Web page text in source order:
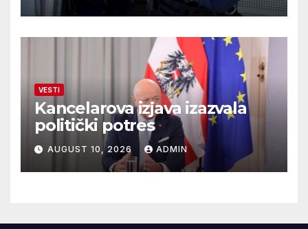
VESTI
Kancelarova izjava izazvala
politički potres
AUGUST 10, 2026 ADMIN